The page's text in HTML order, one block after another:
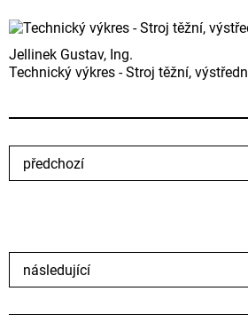
Jellinek Gustav, Ing.
Technický výkres - Stroj těžní,
předchozí
následující